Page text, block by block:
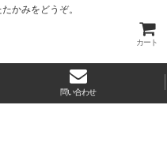
かみをどうぞ。
カート
問い合わせ